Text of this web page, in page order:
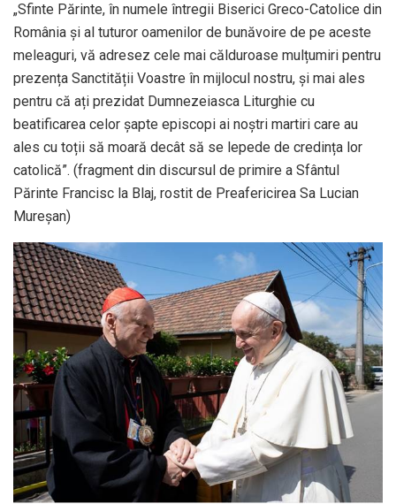
„Sfinte Părinte, în numele întregii Biserici Greco-Catolice din
România și al tuturor oamenilor de bunăvoire de pe aceste
meleaguri, vă adresez cele mai călduroase mulțumiri pentru
prezența Sanctității Voastre în mijlocul nostru, și mai ales
pentru că ați prezidat Dumnezeiasca Liturghie cu
beatificarea celor șapte episcopi ai noștri martiri care au
ales cu toții să moară decât să se lepede de credința lor
catolică”. (fragment din discursul de primire a Sfântul
Părinte Francisc la Blaj, rostit de Preafericirea Sa Lucian
Mureșan)